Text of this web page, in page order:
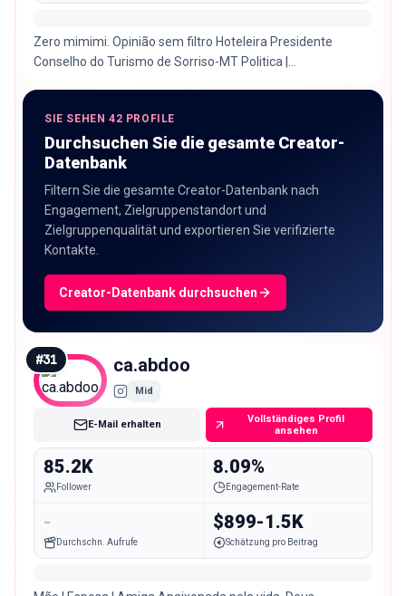
Zero mimimi. Opinião sem filtro Hoteleira Presidente
Conselho do Turismo de Sorriso-MT Politica |
SIE SEHEN 42 PROFILE
Durchsuchen Sie die gesamte Creator-
Datenbank
Filtern Sie die gesamte Creator-Datenbank nach
Engagement, Zielgruppenstandort und
Zielgruppenqualität und exportieren Sie verifizierte
Kontakte.
Creator-Datenbank durchsuchen
#31 ca.abdoo
Mid
E-Mail erhalten
Vollständiges Profil
ansehen
85.2K
Follower
8.09%
Engagement-Rate
-
Durchschn. Aufrufe
$899-1.5K
Schätzung pro Beitrag